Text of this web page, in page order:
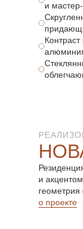
и
и
о проекте